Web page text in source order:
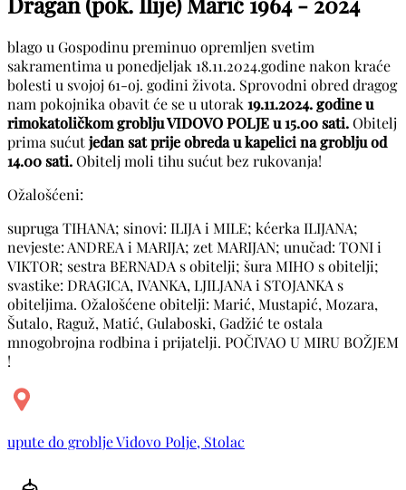
blago u Gospodinu preminuo opremljen svetim
sakramentima u ponedjeljak 18.11.2024.godine nakon kraće
bolesti u svojoj 61-oj. godini života. Sprovodni obred dragog
nam pokojnika obavit će se u utorak 19.11.2024. godine u
rimokatoličkom groblju VIDOVO POLJE u 15.00 sati.Obitelj
prima sućutjedan sat prije obreda u kapelici na groblju od
14.00 sati.Obitelj moli tihu sućut bez rukovanja!
Ožalošćeni:
supruga TIHANA; sinovi: ILIJA i MILE; kćerka ILIJANA;
nevjeste: ANDREA i MARIJA; zet MARIJAN; unučad: TONI i
VIKTOR; sestra BERNADA s obitelji; šura MIHO s obitelji;
svastike: DRAGICA, IVANKA, LJILJANA i STOJANKA s
obiteljima. Ožalošćene obitelji: Marić, Mustapić, Mozara,
Šutalo, Raguž, Matić, Gulaboski, Gadžić te ostala
mnogobrojna rodbina i prijatelji. POČIVAO U MIRU BOŽJEM
!
upute do groblje Vidovo Polje, Stolac